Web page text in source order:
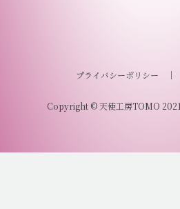
プライバシーポリシー ｜
Copyright © 天使工房TOMO